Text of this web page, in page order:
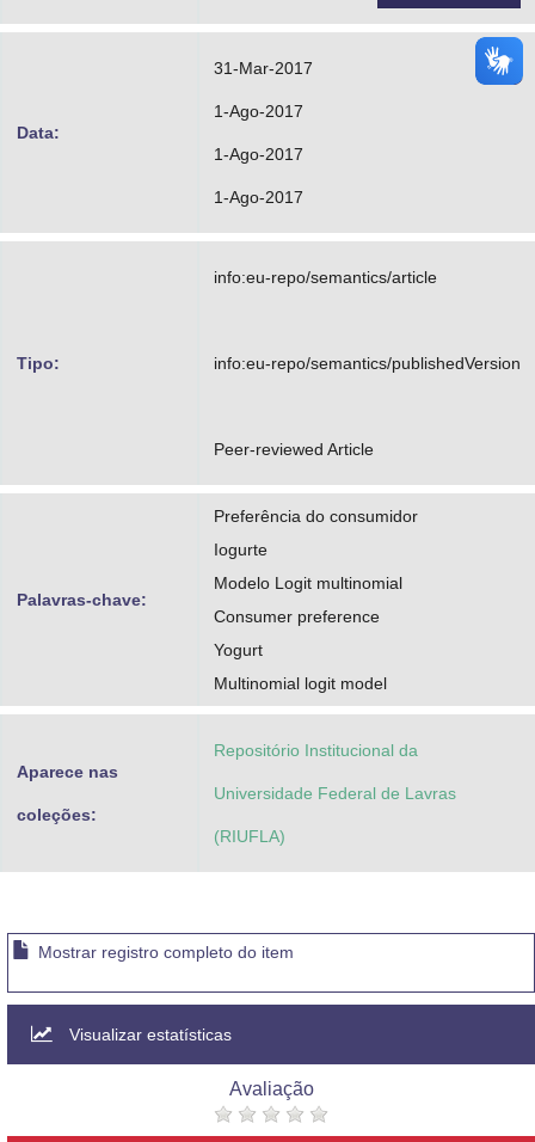
Data:
31-Mar-2017
1-Ago-2017
1-Ago-2017
1-Ago-2017
Tipo:
info:eu-repo/semantics/article
info:eu-repo/semantics/publishedVersion
Peer-reviewed Article
Palavras-chave:
Preferência do consumidor
Iogurte
Modelo Logit multinomial
Consumer preference
Yogurt
Multinomial logit model
Aparece nas
coleções:
Repositório Institucional da
Universidade Federal de Lavras
(RIUFLA)
Mostrar registro completo do item
Visualizar estatísticas
Avaliação